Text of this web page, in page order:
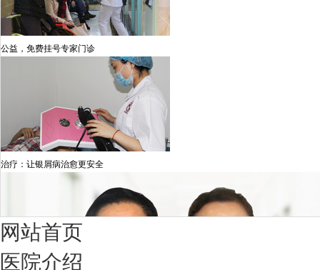
公益，免费挂号专家门诊
治疗：让银屑病治愈更安全
网站首页
医院介绍